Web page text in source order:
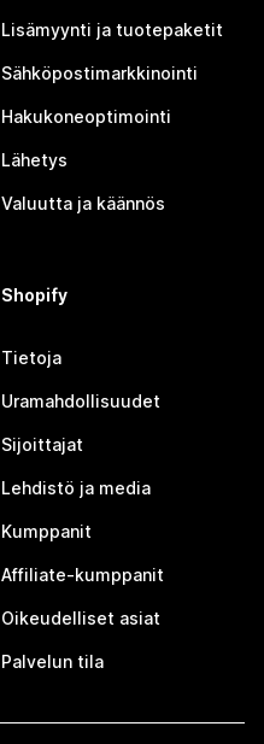
Lisämyynti ja tuotepaketit
Sähköpostimarkkinointi
Hakukoneoptimointi
Lähetys
Valuutta ja käännös
Shopify
Tietoja
Uramahdollisuudet
Sijoittajat
Lehdistö ja media
Kumppanit
Affiliate-kumppanit
Oikeudelliset asiat
Palvelun tila